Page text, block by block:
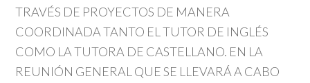
TRAVÉS DE PROYECTOS DE MANERA
COORDINADA TANTO EL TUTOR DE INGLÉS
COMO LA TUTORA DE CASTELLANO. EN LA
REUNIÓN GENERAL QUE SE LLEVARÁ A CABO